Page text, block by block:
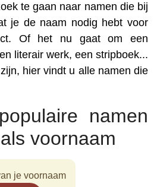
te gaan naar namen die bij
je de naam nodig hebt voor
Of het nu gaat om een
literair werk, een stripboek...
hier vindt u alle namen die
namen
voornaam
je voornaam